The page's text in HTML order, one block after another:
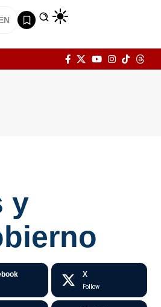
y
X
Follow